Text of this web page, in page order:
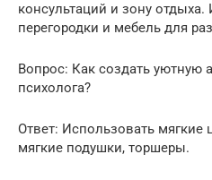
консультаций и зону отдыха.
перегородки и мебель для
Вопрос: Как создать уютную
психолога?
Ответ: Использовать мягкие
мягкие подушки, торшеры.